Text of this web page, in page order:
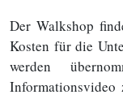
Der Walkshop
Kosten für die
werden
Informationsvideo